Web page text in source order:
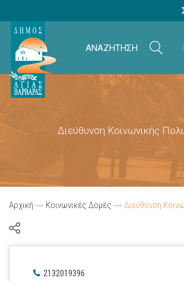
ΑΝΑΖΗΤΗΣΗ
Διεύθυνση Κοινωνικής
Αρχική Κοινωνικές Δομές Διεύθυνση
2132019396